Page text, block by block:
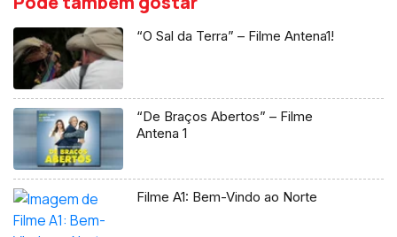
“O Sal da Terra” – Filme Antena1!
“De Braços Abertos” – Filme
Antena 1
Filme A1: Bem-Vindo ao Norte